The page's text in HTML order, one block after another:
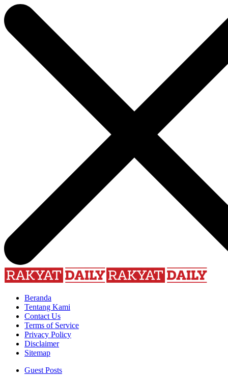
Beranda
Tentang Kami
Contact Us
Terms of Service
Privacy Policy
Disclaimer
Sitemap
Guest Posts